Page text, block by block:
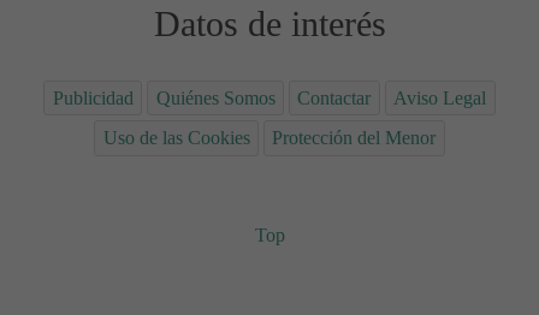
Datos de interés
Publicidad Quiénes Somos Contactar
Aviso Legal
Uso de las Cookies
Protección del Menor
Top